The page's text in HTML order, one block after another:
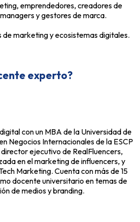
emprendedores, creadores de
y gestores de marca.
de marketing y ecosistemas digitales.
experto?
con un MBA de la Universidad de
Negocios Internacionales de la ESCP
ejecutivo de RealFluencers,
en el marketing de influencers, y
Marketing. Cuenta con más de 15
docente universitario en temas de
de medios y branding.